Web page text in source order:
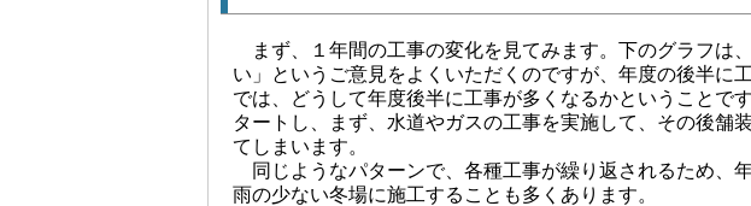
まず、１年間の工事の変化を見てみます。下のグラフは
い」というご意見をよくいただくのですが、年度の後半に
では、どうして年度後半に工事が多くなるかということで
タートし、まず、水道やガスの工事を実施して、その後舗
てしまいます。
同じようなパターンで、各種工事が繰り返されるため、
雨の少ない冬場に施工することも多くあります。